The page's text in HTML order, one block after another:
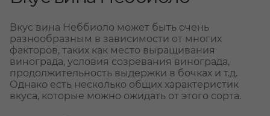
Вкус вина Неббиоло может быть очень
разнообразным в зависимости от многих
факторов, таких как место выращивания
винограда, условия созревания винограда,
продолжительность выдержки в бочках и т.д.
Однако есть несколько общих характеристик
вкуса, которые можно ожидать от этого сорта.